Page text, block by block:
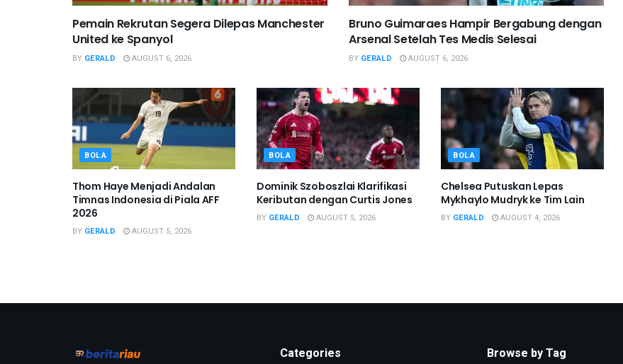
Pemain Rekrutan Segera Dilepas Manchester
United ke Spanyol
BY GERALD AUGUST 6, 2026
Bruno Guimaraes Hampir Bergabung dengan
Arsenal Setelah Tes Medis Selesai
BY GERALD AUGUST 6, 2026
BOLA
Thom Haye Menjadi Andalan
Timnas Indonesia di Piala AFF
2026
BY GERALD AUGUST 5, 2026
BOLA
Dominik Szoboszlai Klarifikasi
Keributan dengan Curtis Jones
BY GERALD AUGUST 5, 2026
BOLA
Chelsea Putuskan Lepas
Mykhaylo Mudryk ke Tim Lain
BY GERALD AUGUST 4, 2026
Categories Browse by Tag